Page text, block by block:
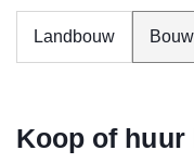
Landbouw Bouw
Koop of huur